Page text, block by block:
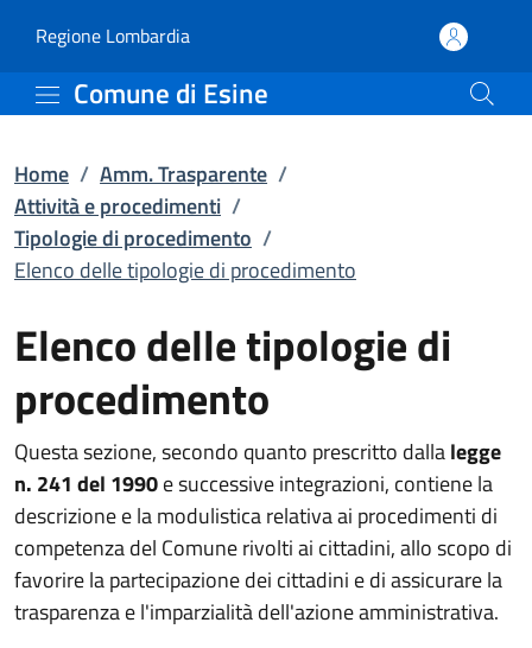
Elenco delle tipologie
Regione Lombardia(apre in un'altra scheda).
Comune di Esine
Home / Amm. Trasparente /
Attività e procedimenti /
Tipologie di procedimento /
Elenco delle tipologie di procedimento
Elenco delle tipologie di
procedimento
Questa sezione, secondo quanto prescritto dallalegge
n. 241 del 1990e successive integrazioni, contiene la
descrizione e la modulistica relativa ai procedimenti di
competenza del Comune rivolti ai cittadini, allo scopo di
favorire la partecipazione dei cittadini e di assicurare la
trasparenza e l'imparzialità dell'azione amministrativa.